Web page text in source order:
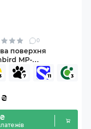
0
поверхня
MP-
XL-01
₴